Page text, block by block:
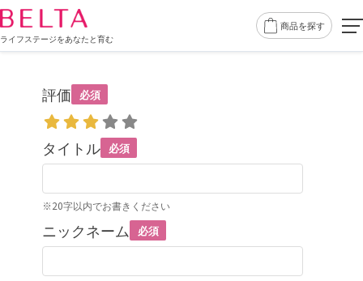
ライフステージをあなたと育む
商品を探す
評価 必須
タイトル 必須
※20字以内でお書きください
ニックネーム 必須